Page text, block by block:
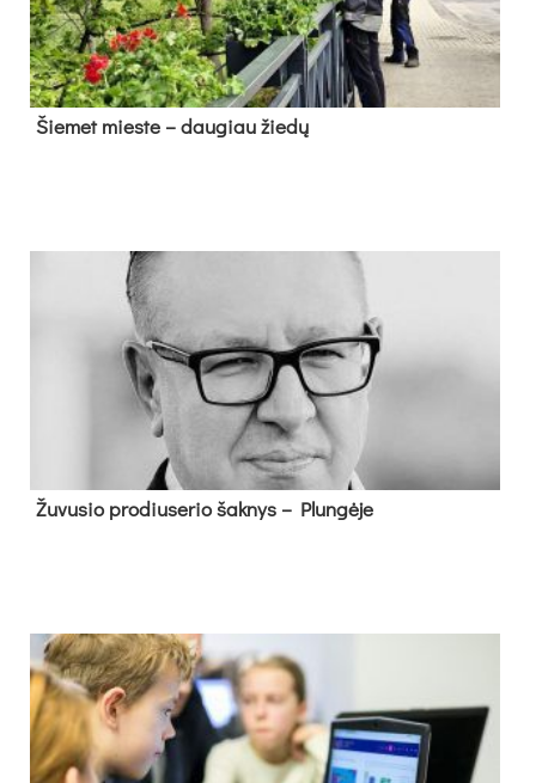
Šie­met mies­te – dau­giau žie­dų
Žu­vu­sio pro­diu­se­rio šak­nys – Plun­gė­je